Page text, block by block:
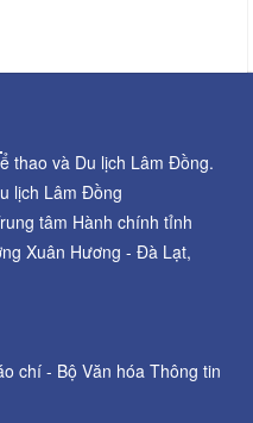
thao và Du lịch Lâm Đồng.
lịch Lâm Đồng
tâm Hành chính tỉnh
Xuân Hương - Đà Lạt,
chí - Bộ Văn hóa Thông tin